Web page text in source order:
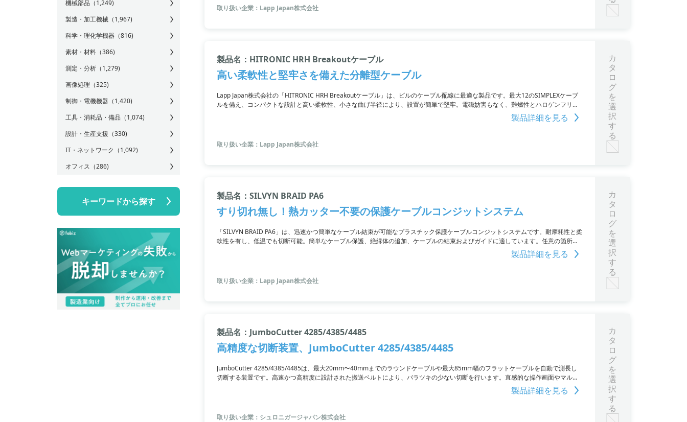
機械部品 （1,249)
製造・加工機械 （1,967)
科学・理化学機器 （816)
素材・材料 （386)
測定・分析 （1,279)
画像処理 （325)
制御・電機機器 （1,420)
工具・消耗品・備品 （1,074)
設計・生産支援 （330)
IT・ネットワーク （1,092)
オフィス （286)
キーワードから探す
取り扱い企業：Lapp Japan株式会社
製品名：HITRONIC HRH Breakoutケーブル
高い柔軟性と堅牢さを備えた分離型ケーブル
Lapp Japan株式会社の「HITRONIC HRH Breakoutケーブル」は、ビルのケーブル配線に最適な製品です。最大12のSIMPLEXケーブ
ルを備え、コンパクトな設計と高い柔軟性、小さな曲げ半径により、設置が簡単で堅牢。電磁妨害もなく、難燃性とハロゲンフリー
のアウターシースを採用しています。現地組立にも好適。詳細はPDF資料をご確認いただくか、お問い合わせください。
製品詳細を見る
取り扱い企業：Lapp Japan株式会社
カ
タ
ロ
グ
を
選
択
す
る
製品名：SILVYN BRAID PA6
すり切れ無し！熱カッター不要の保護ケーブルコンジットシステム
「SILVYN BRAID PA6」は、迅速かつ簡単なケーブル結束が可能なプラスチック保護ケーブルコンジットシステムです。耐摩耗性と柔
軟性を有し、低温でも切断可能。簡単なケーブル保護、絶縁体の追加、ケーブルの結束およびガイドに適しています。任意の箇所で
ケーブルの挿入/引き出しが可能な「SILVYN SNAP PET」や、重要部分に耐摩耗性を追加できる「SILVYN SHRINK BRAID PET」も取
製品詳細を見る
取り扱い企業：Lapp Japan株式会社
カ
タ
ロ
グ
を
選
択
す
る
製品名：JumboCutter 4285/4385/4485
高精度な切断装置、JumboCutter 4285/4385/4485
JumboCutter 4285/4385/4485は、最大20mm〜40mmまでのラウンドケーブルや最大85mm幅のフラットケーブルを自動で測長し
切断する装置です。高速かつ高精度に設計された搬送ベルトにより、バラツキの少ない切断を行います。直感的な操作画面やマルチ
製品詳細を見る
取り扱い企業：シュロニガージャパン株式会社
カ
タ
ロ
グ
を
選
択
す
る